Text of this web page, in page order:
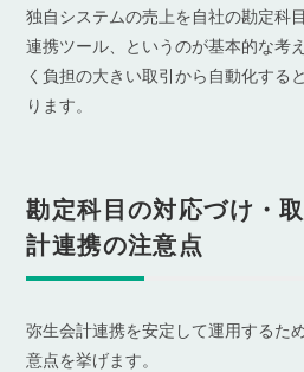
独自システムの売上を自社の勘定科
連携ツール、というのが基本的な考
く負担の大きい取引から自動化する
ります。
勘定科目の対応づけ・
計連携の注意点
弥生会計連携を安定して運用するた
意点を挙げます。